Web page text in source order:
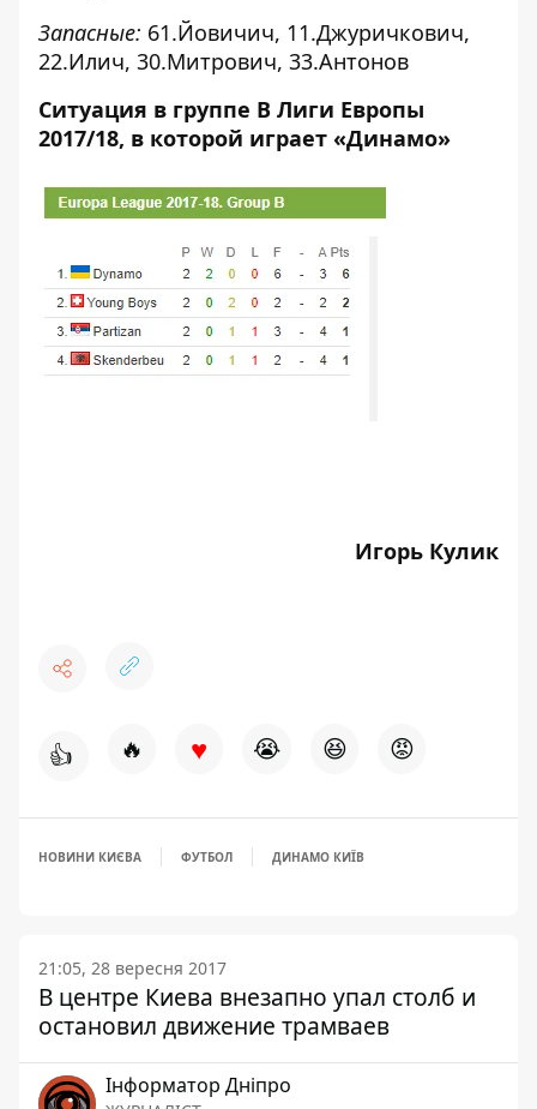
Запасные: 61.Йовичич, 11.Джуричкович,
22.Илич, 30.Митрович, 33.Антонов
Ситуация в группе В Лиги Европы
2017/18, в которой играет «Динамо»
Игорь Кулик
👍 🔥 ♥ 😭 😆 😡
НОВИНИ КИЄВА ФУТБОЛ ДИНАМО КИЇВ
21:05, 28 вересня 2017
В центре Киева внезапно упал столб и
остановил движение трамваев
Інформатор Дніпро